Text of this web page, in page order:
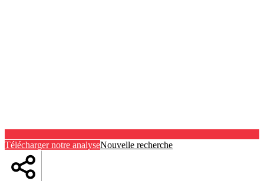
Télécharger notre analyseNouvelle recherche